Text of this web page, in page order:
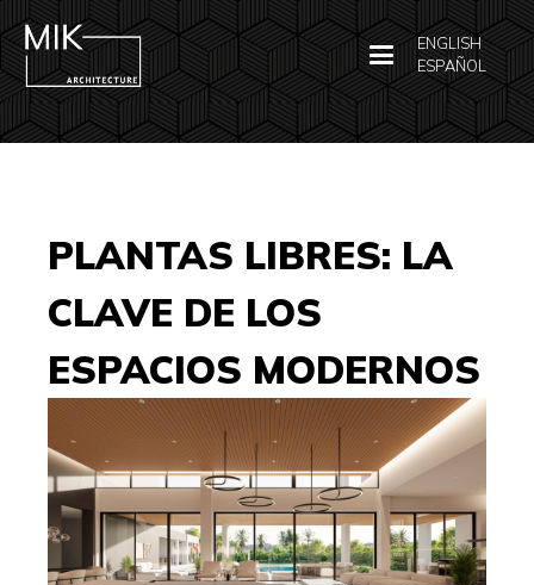
ENGLISH
ESPAÑOL
PLANTAS LIBRES: LA
CLAVE DE LOS
ESPACIOS MODERNOS